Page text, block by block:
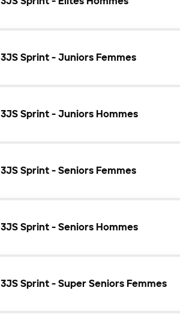
3JS Sprint - Juniors Femmes
3JS Sprint - Juniors Hommes
3JS Sprint - Seniors Femmes
3JS Sprint - Seniors Hommes
3JS Sprint - Super Seniors Femmes